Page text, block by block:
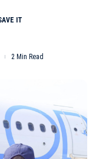
2 Min Read